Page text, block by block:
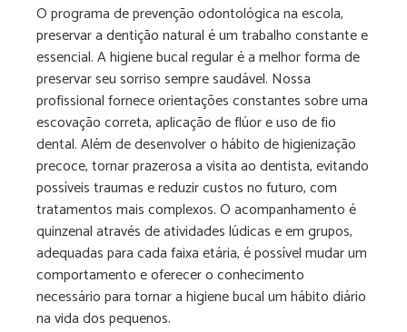
O programa de prevenção odontológica na escola,
preservar a dentição natural é um trabalho constante e
essencial. A higiene bucal regular é a melhor forma de
preservar seu sorriso sempre saudável. Nossa
profissional fornece orientações constantes sobre uma
escovação correta, aplicação de flúor e uso de fio
dental. Além de desenvolver o hábito de higienização
precoce, tornar prazerosa a visita ao dentista, evitando
possíveis traumas e reduzir custos no futuro, com
tratamentos mais complexos. O acompanhamento é
quinzenal através de atividades lúdicas e em grupos,
adequadas para cada faixa etária, é possível mudar um
comportamento e oferecer o conhecimento
necessário para tornar a higiene bucal um hábito diário
na vida dos pequenos.